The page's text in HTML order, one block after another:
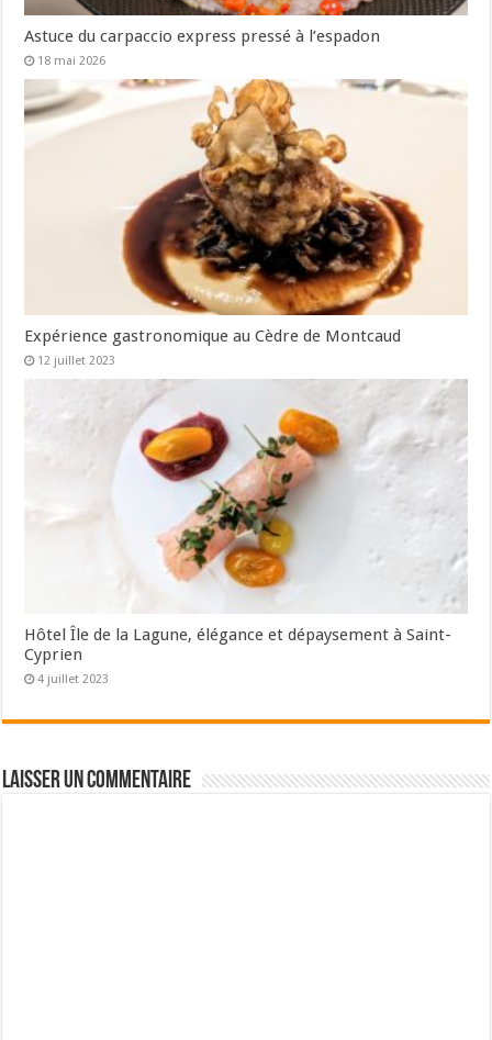
Astuce du carpaccio express pressé à l’espadon
18 mai 2026
Expérience gastronomique au Cèdre de Montcaud
12 juillet 2023
Hôtel Île de la Lagune, élégance et dépaysement à Saint-
Cyprien
4 juillet 2023
Laisser un commentaire